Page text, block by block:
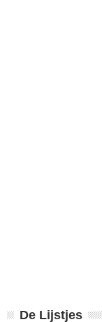
De Lijstjes